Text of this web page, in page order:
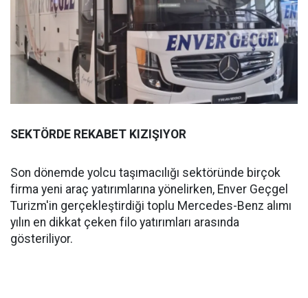
SEKTÖRDE REKABET KIZIŞIYOR
Son dönemde yolcu taşımacılığı sektöründe birçok
firma yeni araç yatırımlarına yönelirken, Enver Geçgel
Turizm'in gerçekleştirdiği toplu Mercedes-Benz alımı
yılın en dikkat çeken filo yatırımları arasında
gösteriliyor.